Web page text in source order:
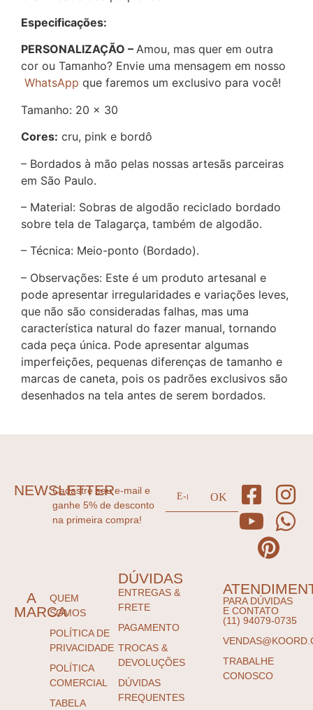
Especificações:
PERSONALIZAÇÃO – Amou, mas quer em outra
cor ou Tamanho? Envie uma mensagem em nosso
WhatsApp que faremos um exclusivo para você!
Tamanho: 20 x 30
Cores: cru, pink e bordô
– Bordados à mão pelas nossas artesãs parceiras
em São Paulo.
– Material: Sobras de algodão reciclado bordado
sobre tela de Talagarça, também de algodão.
– Técnica: Meio-ponto (Bordado).
– Observações: Este é um produto artesanal e
pode apresentar irregularidades e variações leves,
que não são consideradas falhas, mas uma
característica natural do fazer manual, tornando
cada peça única. Pode apresentar algumas
imperfeições, pequenas diferenças de tamanho e
marcas de caneta, pois os padrões exclusivos são
desenhados na tela antes de serem bordados.
NEWSLETTER
Cadastre seu e-mail e
ganhe 5% de desconto
na primeira compra!
A
MARCA
QUEM
SOMOS
POLÍTICA DE
PRIVACIDADE
POLÍTICA
COMERCIAL
TABELA
DÚVIDAS
ENTREGAS &
FRETE
PAGAMENTO
TROCAS &
DEVOLUÇÕES
DÚVIDAS
FREQUENTES
PARA DÚVIDAS
E CONTATO
(11) 94079-0735
TRABALHE
CONOSCO